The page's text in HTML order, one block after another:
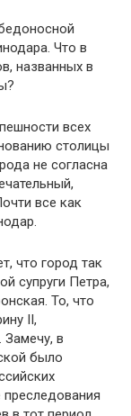
Что в
названных в
всех
столицы
не согласна
все как
что город так
супруги Петра,
То, что
II,
Замечу, в
было